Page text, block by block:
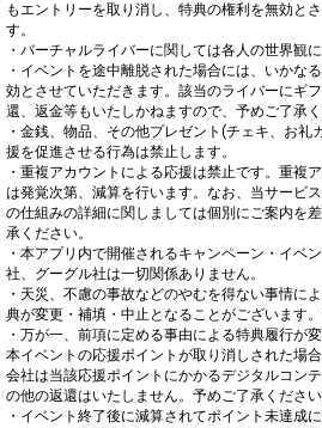
もエントリーを取り消し、特典の権利を無効と
す。
・バーチャルライバーに関しては各人の世界観
・イベントを途中離脱された場合には、いかな
効とさせていただきます。該当のライバーにギ
還、返金等もいたしかねますので、予めご了承く
・金銭、物品、その他プレゼント(チェキ、お
援を促進させる行為は禁止します。
・重複アカウントによる応援は禁止です。重複
は発覚次第、減算を行います。なお、当サービ
の仕組みの詳細に関しましては個別にご案内を
承ください。
・本アプリ内で開催されるキャンペーン・イベ
社、グーグル社は一切関係ありません。
・天災、不慮の事故などのやむを得ない事情に
典が変更・補填・中止となることがございます。
・万が一、前項に定める事由による特典履行が
本イベントの応援ポイントが取り消しされた場
会社は当該応援ポイントにかかるデジタルコン
の他の返還はいたしません。予めご了承ください
・イベント終了後に減算されてポイント未達成